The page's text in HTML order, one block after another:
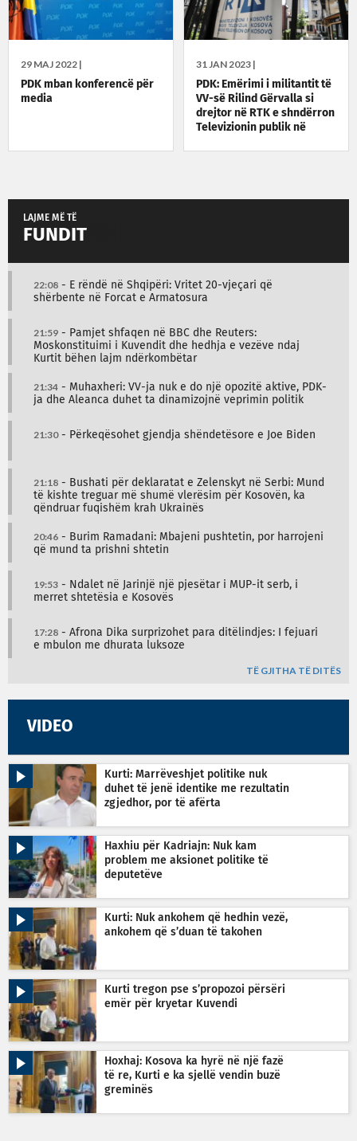
31 JAN 2023 |
PDK: Emërimi i militantit të
VV-së Rilind Gërvalla si
drejtor në RTK e shndërron
Televizionin publik në
29 MAJ 2022 |
PDK mban konferencë për
media
LAJME MË TË
FUNDIT
22:08 - E rëndë në Shqipëri: Vritet 20-vjeçari që
shërbente në Forcat e Armatosura
21:59 - Pamjet shfaqen në BBC dhe Reuters:
Moskonstituimi i Kuvendit dhe hedhja e vezëve ndaj
Kurtit bëhen lajm ndërkombëtar
21:34 - Muhaxheri: VV-ja nuk e do një opozitë aktive, PDK-
ja dhe Aleanca duhet ta dinamizojnë veprimin politik
21:30- Përkeqësohet gjendja shëndetësore e Joe Biden
21:18 - Bushati për deklaratat e Zelenskyt në Serbi: Mund
të kishte treguar më shumë vlerësim për Kosovën, ka
qëndruar fuqishëm krah Ukrainës
20:46 - Burim Ramadani: Mbajeni pushtetin, por harrojeni
që mund ta prishni shtetin
19:53 - Ndalet në Jarinjë një pjesëtar i MUP-it serb, i
merret shtetësia e Kosovës
17:28 - Afrona Dika surprizohet para ditëlindjes: I fejuari
e mbulon me dhurata luksoze
TË GJITHA TË DITËS
VIDEO
Kurti: Marrëveshjet politike nuk
duhet të jenë identike me rezultatin
zgjedhor, por të afërta
Haxhiu për Kadriajn: Nuk kam
problem me aksionet politike të
deputetëve
Kurti: Nuk ankohem që hedhin vezë,
ankohem që s’duan të takohen
Kurti tregon pse s’propozoi përsëri
emër për kryetar Kuvendi
Hoxhaj: Kosova ka hyrë në një fazë
të re, Kurti e ka sjellë vendin buzë
greminës